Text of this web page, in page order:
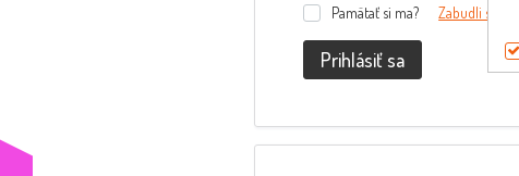
Pamätať si ma? Zabudli ste
Prihlásiť sa